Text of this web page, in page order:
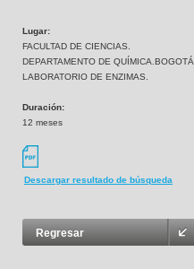
Lugar:
FACULTAD DE CIENCIAS.
DEPARTAMENTO DE QUÍMICA.BOGOTÁ
LABORATORIO DE ENZIMAS.
Duración:
12 meses
Descargar resultado de búsqueda
Regresar